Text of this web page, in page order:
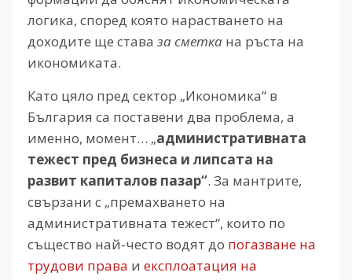
логика, според която нарастването на
доходите ще става за сметка на ръста на
икономиката.
Като цяло пред сектор „Икономика“ в
България са поставени два проблема, а
именно, момент… „административната
тежест пред бизнеса и липсата на
развит капиталов пазар“. За мантрите,
свързани с „премахването на
административната тежест“, които по
същество най-често водят до погазване на
трудови права и експлоатация на